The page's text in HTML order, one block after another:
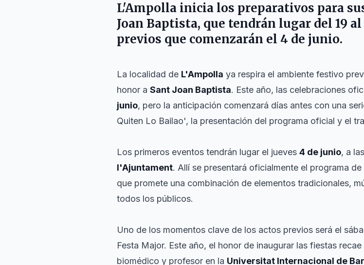
L'Ampolla inicia los preparativos para
Joan Baptista, que tendrán lugar del 19
previos que comenzarán el 4 de junio.
La localidad de L'Ampolla ya respira el ambiente festivo
honor a Sant Joan Baptista. Este año, las celebraciones
junio, pero la anticipación comenzará días antes con una
Quiten Lo Bailao', la presentación del programa oficial y el
Los primeros eventos tendrán lugar el jueves 4 de junio, a
l'Ajuntament. Allí se presentará oficialmente el programa
que promete una combinación de elementos tradicionales,
todos los públicos.
Uno de los momentos clave de los actos previos será el
Festa Major. Este año, el honor de inaugurar las fiestas recae
biomédico y profesor en la Universitat Internacional de